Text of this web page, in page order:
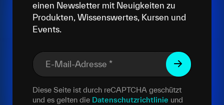
einen Newsletter mit Neuigkeiten zu
Produkten, Wissenswertes, Kursen und
Events.
E-Mail-Adresse *
Diese Seite ist durch reCAPTCHA geschützt
und es gelten die Datenschutzrichtlinie und